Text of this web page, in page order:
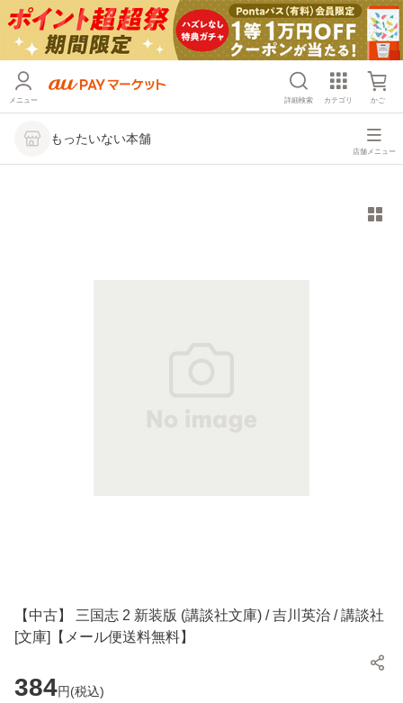
メニュー 詳細検索 カテゴリ かご
もったいない本舗
店舗メニュー
【中古】 三国志 2 新装版 (講談社文庫) / 吉川英治 / 講談社
[文庫]【メール便送料無料】
384円(税込)